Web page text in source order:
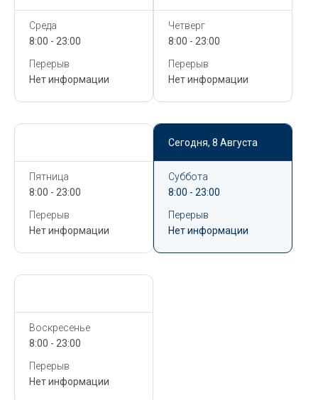
Среда
8:00 - 23:00
Перерыв
Нет информации
Четверг
8:00 - 23:00
Перерыв
Нет информации
Пятница
8:00 - 23:00
Перерыв
Нет информации
Сегодня, 8 Августа
Суббота
8:00 - 23:00
Перерыв
Нет информации
Воскресенье
8:00 - 23:00
Перерыв
Нет информации